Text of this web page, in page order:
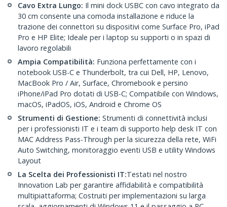
Cavo Extra Lungo: Il mini dock USBC con cavo integrato da
30 cm consente una comoda installazione e riduce la
trazione dei connettori su dispositivi come Surface Pro, iPad
Pro e HP Elite; Ideale per i laptop su supporti o in spazi di
lavoro regolabili
Ampia Compatibilità: Funziona perfettamente con i
notebook USB-C e Thunderbolt, tra cui Dell, HP, Lenovo,
MacBook Pro / Air, Surface, Chromebook e persino
iPhone/iPad Pro dotati di USB-C; Compatibile con Windows,
macOS, iPadOS, iOS, Android e Chrome OS
Strumenti di Gestione: Strumenti di connettività inclusi
per i professionisti IT e i team di supporto help desk IT con
MAC Address Pass-Through per la sicurezza della rete, WiFi
Auto Switching, monitoraggio eventi USB e utility Windows
Layout
La Scelta dei Professionisti IT:Testati nel nostro
Innovation Lab per garantire affidabilità e compatibilità
multipiattaforma; Costruiti per implementazioni su larga